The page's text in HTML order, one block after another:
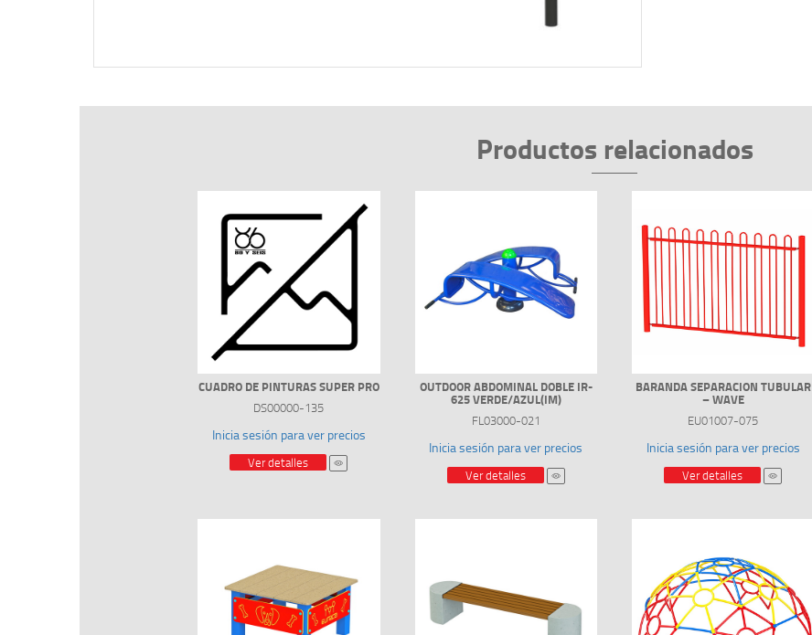
Productos relacionados
CUADRO DE PINTURAS SUPER PRO
DS00000-135
Inicia sesión para ver precios
Ver detalles
OUTDOOR ABDOMINAL DOBLE IR-
625 VERDE/AZUL(IM)
FL03000-021
Inicia sesión para ver precios
Ver detalles
BARANDA SEPARACION TUBULAR
– WAVE
EU01007-075
Inicia sesión para ver precios
Ver detalles